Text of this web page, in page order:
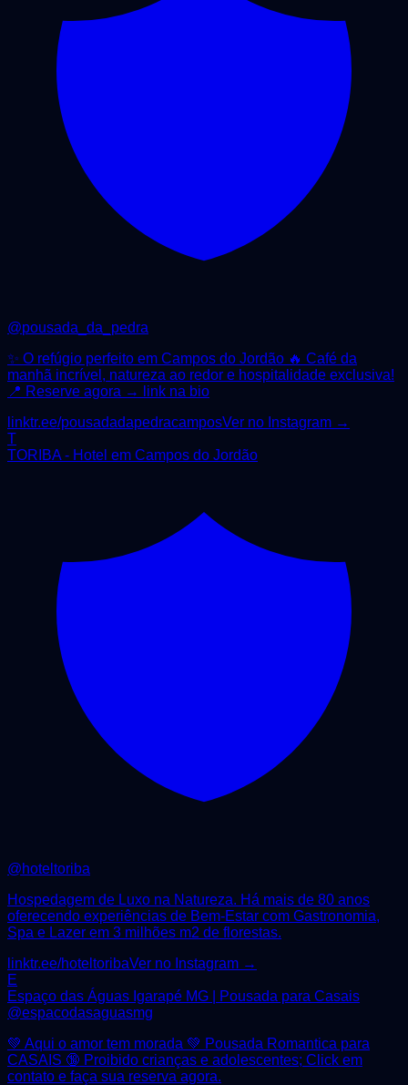
@pousada_da_pedra
✨ O refúgio perfeito em Campos do Jordão 🔥 Café da
manhã incrível, natureza ao redor e hospitalidade exclusiva!
📍 Reserve agora → link na bio
linktr.ee/pousadadapedracamposVer no Instagram →
T
TORIBA - Hotel em Campos do Jordão
@hoteltoriba
Hospedagem de Luxo na Natureza. Há mais de 80 anos
oferecendo experiências de Bem-Estar com Gastronomia,
Spa e Lazer em 3 milhões m2 de florestas.
linktr.ee/hoteltoribaVer no Instagram →
E
Espaço das Águas Igarapé MG | Pousada para Casais
@espacodasaguasmg
💚 Aqui o amor tem morada 💚 Pousada Romantica para
CASAIS 🔞 Proibido crianças e adolescentes; Click em
contato e faça sua reserva agora.